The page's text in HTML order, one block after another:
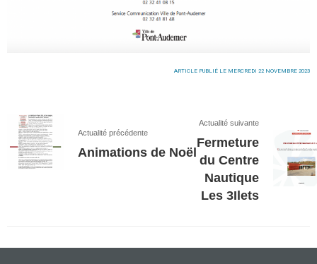
ARTICLE PUBLIÉ LE MERCREDI 22 NOVEMBRE 2023
Actualité précédente
Animations de Noël
Actualité suivante
Fermeture
du Centre
Nautique
Les 3Ilets